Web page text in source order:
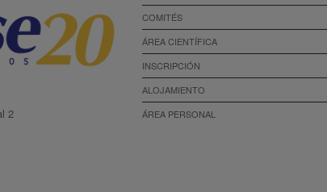
2
COMITÉS
ÁREA CIENTÍFICA
INSCRIPCIÓN
ALOJAMIENTO
ÁREA PERSONAL